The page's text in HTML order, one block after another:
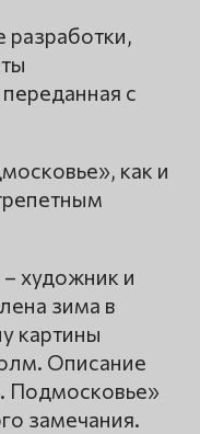
с
как и
художник и
зима в
картины
Описание
Подмосковье»
замечания.